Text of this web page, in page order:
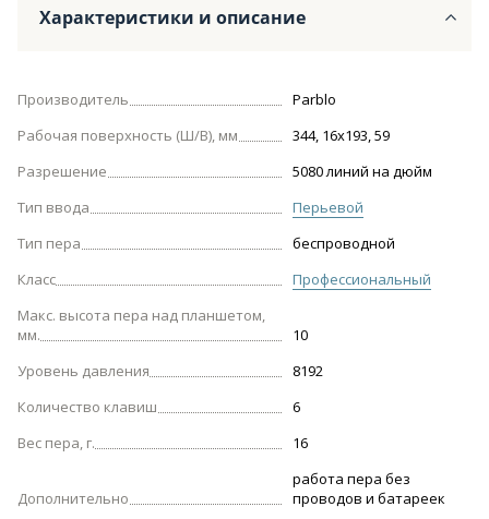
Характеристики и описание
Производитель
Parblo
Рабочая поверхность (Ш/В), мм
344, 16х193, 59
Разрешение
5080 линий на дюйм
Тип ввода
Перьевой
Тип пера
беспроводной
Класс
Профессиональный
Макс. высота пера над планшетом,
мм.
10
Уровень давления
8192
Количество клавиш
6
Вес пера, г.
16
Дополнительно
работа пера без
проводов и батареек